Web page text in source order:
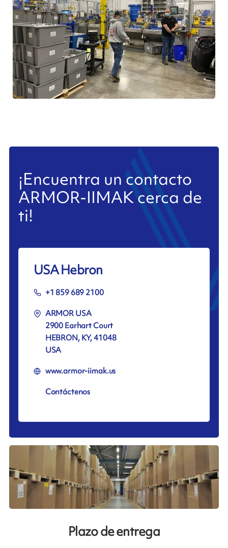
¡Encuentra un contacto
ARMOR-IIMAK cerca de
ti!
USA Hebron
+1 859 689 2100
ARMOR USA
2900 Earhart Court
HEBRON, KY, 41048
USA
www.armor-iimak.us
Contáctenos
Plazo de entrega